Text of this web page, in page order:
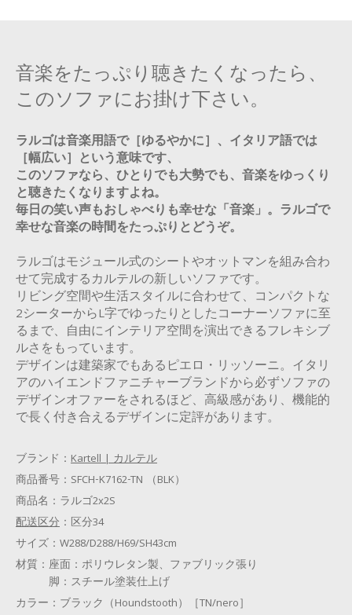
音楽をたっぷり聴きたくなったら、
このソファにお掛け下さい。
ラルゴは音楽用語で［ゆるやかに］、イタリア語では
［幅広い］という意味です、
このソファなら、ひとりでも大勢でも、音楽をゆっくり
と聴きたくなりますよね。
毎日の笑い声もおしゃべりも幸せな「音楽」。ラルゴで
幸せな音楽の時間をたっぷりとどうぞ。
ラルゴはモジュール式のシートやオットマンを組み合わ
せて完成するカルテルの新しいソファです。
リビング空間や生活スタイルに合わせて、コンパクトな
2シーターからL字でゆったりとしたコーナーソファに至
るまで、自由にインテリア空間を演出できるフレキシブ
ルさをもっています。
デザインは建築家でもあるピエロ・リッソーニ。イタリ
アのハイエンドファニチャーブランドから必ずソファの
デザインオファーをされるほど、高級感があり、機能的
で長く付き合えるデザインに定評があります。
ブランド： Kartell | カルテル
商品番号： SFCH-K7162-TN （BLK）
商品名： ラルゴ2x2S
配送区分 ： 区分34
サイズ： W288/D288/H69/SH43cm
材質： 座面：ポリウレタン製、ファブリック張り
脚：スチール塗装仕上げ
カラー： ブラック（Houndstooth）［TN/nero］